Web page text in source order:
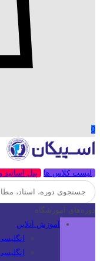
0
لیست کلاس ها پنل اساتید
دوره‌های آموزشگاه
آموزش آنلاین